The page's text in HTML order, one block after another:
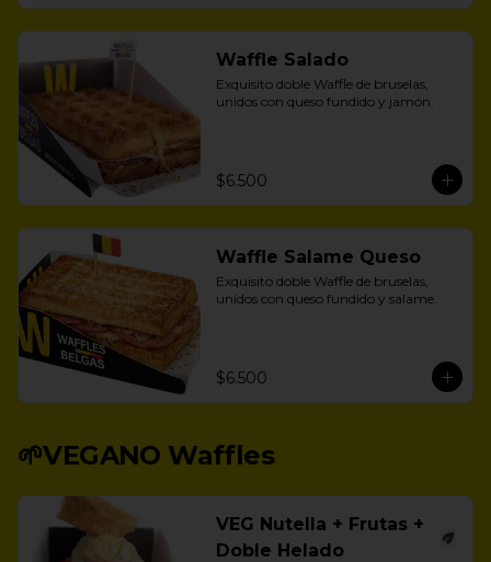
Waffle Salado
Exquisito doble Waffle de bruselas,
unidos con queso fundido y jamón.
$6.500
Waffle Salame Queso
Exquisito doble Waffle de bruselas,
unidos con queso fundido y salame.
$6.500
🌱VEGANO Waffles
VEG Nutella + Frutas +
Doble Helado